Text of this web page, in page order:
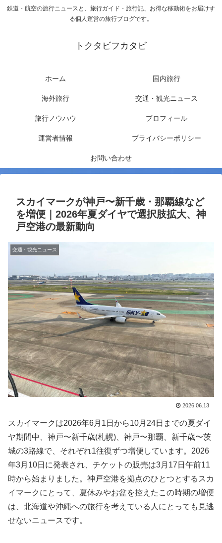
鉄道・航空の旅行ニュースと、旅行ガイド・旅行記、お得な移動術をお届けす
る個人運営の旅行ブログです。
トクタビフカタビ
ホーム 国内旅行
海外旅行 交通・観光ニュース
旅行ノウハウ プロフィール
運営者情報 プライバシーポリシー
お問い合わせ
スカイマークが神戸〜新千歳・那覇線など
を増便｜2026年夏ダイヤで選択肢拡大、神
戸空港の最新動向
交通・観光ニュース
2026.06.13
スカイマークは2026年6月1日から10月24日までの夏ダイ
ヤ期間中、神戸〜新千歳(札幌)、神戸〜那覇、新千歳〜茨
城の3路線で、それぞれ1往復ずつ増便しています。2026
年3月10日に発表され、チケットの販売は3月17日午前11
時から始まりました。神戸空港を拠点のひとつとするスカ
イマークにとって、夏休みやお盆を控えたこの時期の増便
は、北海道や沖縄への旅行を考えている人にとっても見逃
せないニュースです。